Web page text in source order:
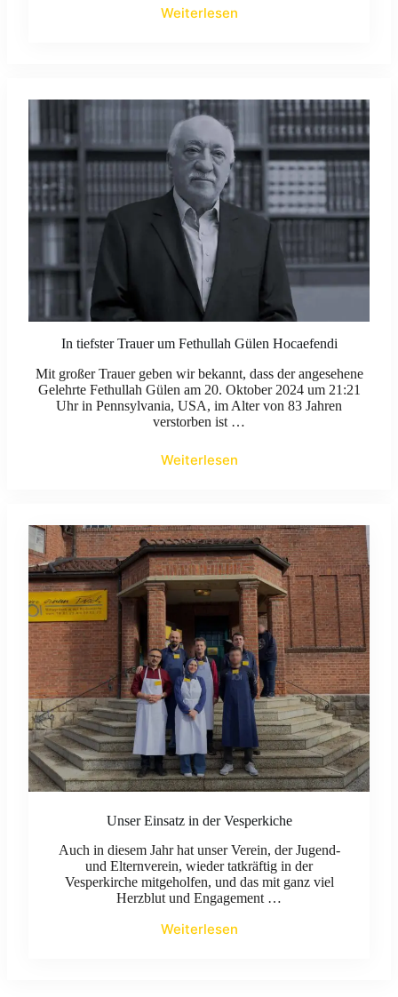
Weiterlesen
In tiefster Trauer um Fethullah Gülen Hocaefendi
Mit großer Trauer geben wir bekannt, dass der angesehene
Gelehrte Fethullah Gülen am 20. Oktober 2024 um 21:21
Uhr in Pennsylvania, USA, im Alter von 83 Jahren
verstorben ist …
Weiterlesen
Unser Einsatz in der Vesperkiche
Auch in diesem Jahr hat unser Verein, der Jugend-
und Elternverein, wieder tatkräftig in der
Vesperkirche mitgeholfen, und das mit ganz viel
Herzblut und Engagement …
Weiterlesen